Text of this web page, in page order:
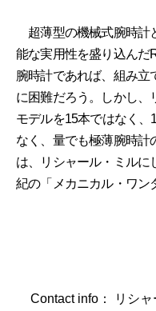
超薄型の機械式腕時計
能な実用性を盛り込んだ
腕時計であれば、組み立
に困難だろう。しかし、
モデルを15本ではなく
なく、量でも極薄腕時計
は、リシャール・ミルに
紀の「メカニカル・ワン
Contact info： リシ